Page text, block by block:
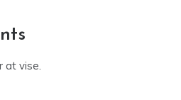
at vise.